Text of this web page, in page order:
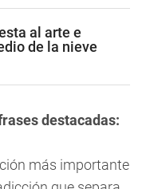
al arte e
de la nieve
destacadas:
más importante